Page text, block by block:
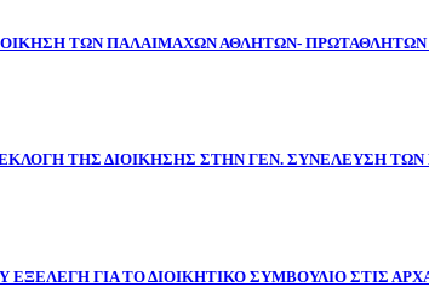
ΤΩΝ ΠΑΛΑΙΜΑΧΩΝ ΑΘΛΗΤΩΝ-
ΤΗΣ ΔΙΟΙΚΗΣΗΣ ΣΤΗΝ ΓΕΝ. ΣΥΝΕΛΕΥΣΗ
ΓΙΑ ΤΟ ΔΙΟΙΚΗΤΙΚΟ ΣΥΜΒΟΥΛΙΟ ΣΤΙΣ